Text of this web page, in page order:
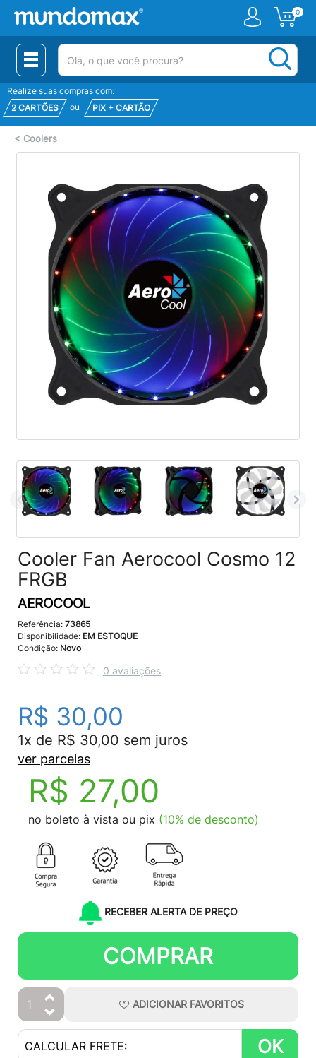
0
(pesquisar)
Realize suas compras com:
2 CARTÕES
ou PIX + CARTÃO
< Coolers
Cooler Fan Aerocool Cosmo 12
FRGB
AEROCOOL
Referência: 73865
Disponibilidade: EM ESTOQUE
Condição: Novo
0 avaliações
R$ 30,00
1x de R$ 30,00 sem juros
ver parcelas
R$ 27,00
no boleto à vista ou pix (10% de desconto)
RECEBER ALERTA DE PREÇO
COMPRAR
ADICIONAR FAVORITOS
OK